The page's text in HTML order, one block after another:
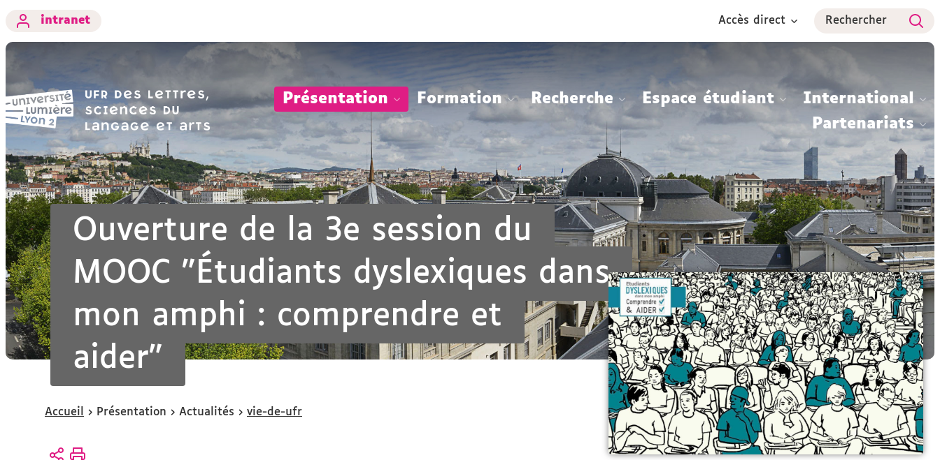
contenu
intranet
Accès direct Rechercher
Présentation Formation Recherche Espace étudiant
International
Partenariats
Ouverture de la 3e session du
MOOC "Étudiants dyslexiques dans
mon amphi : comprendre et
aider"
Vous
ici :
Accueil Présentation Actualités vie-de-ufr